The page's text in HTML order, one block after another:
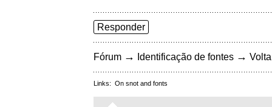
Responder
Fórum → Identificação de fontes →
Links: On snot and fonts